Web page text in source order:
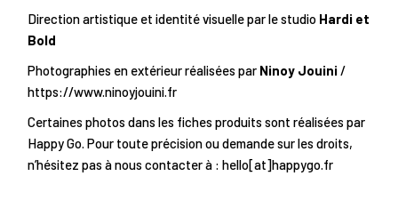
Direction artistique et identité visuelle par le studio Hardi et
Bold
Photographies en extérieur réalisées par Ninoy Jouini/
https://www.ninoyjouini.fr
Certaines photos dans les fiches produits sont réalisées par
Happy Go. Pour toute précision ou demande sur les droits,
n’hésitez pas à nous contacter à : hello[at]happygo.fr